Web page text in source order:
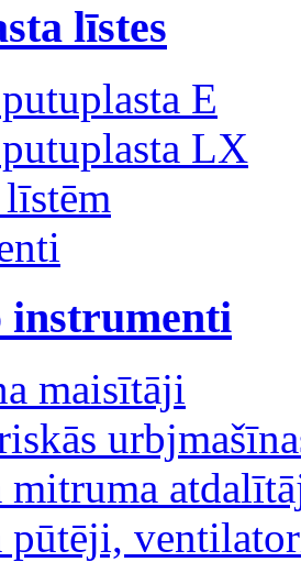
līstes
E
LX
instrumenti
maisītāji
mitruma
pūtēji,